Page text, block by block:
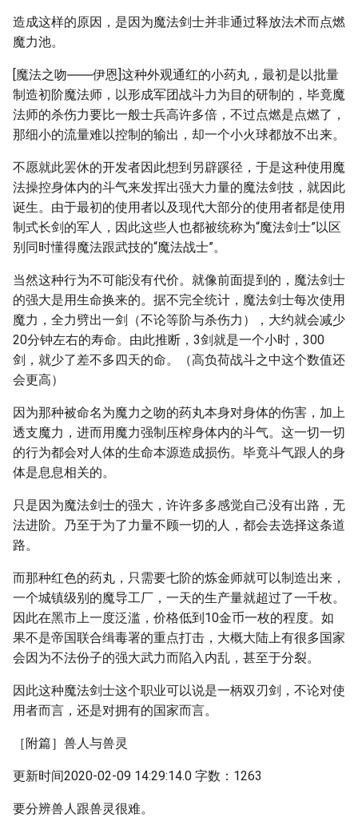
造成这样的原因，是因为魔法剑士并非通过释放法术而点燃
魔力池。
[魔法之吻――伊恩]这种外观通红的小药丸，最初是以批量
制造初阶魔法师，以形成军团战斗力为目的研制的，毕竟魔
法师的杀伤力要比一般士兵高许多倍，不过点燃是点燃了，
那细小的流量难以控制的输出，却一个小火球都放不出来。
不愿就此罢休的开发者因此想到另辟蹊径，于是这种使用魔
法操控身体内的斗气来发挥出强大力量的魔法剑技，就因此
诞生。由于最初的使用者以及现代大部分的使用者都是使用
制式长剑的军人，因此这些人也都被统称为“魔法剑士”以区
别同时懂得魔法跟武技的“魔法战士”。
当然这种行为不可能没有代价。就像前面提到的，魔法剑士
的强大是用生命换来的。据不完全统计，魔法剑士每次使用
魔力，全力劈出一剑（不论等阶与杀伤力），大约就会减少
20分钟左右的寿命。由此推断，3剑就是一个小时，300
剑，就少了差不多四天的命。（高负荷战斗之中这个数值还
会更高）
因为那种被命名为魔力之吻的药丸本身对身体的伤害，加上
透支魔力，进而用魔力强制压榨身体内的斗气。这一切一切
的行为都会对人体的生命本源造成损伤。毕竟斗气跟人的身
体是息息相关的。
只是因为魔法剑士的强大，许许多多感觉自己没有出路，无
法进阶。乃至于为了力量不顾一切的人，都会去选择这条道
路。
而那种红色的药丸，只需要七阶的炼金师就可以制造出来，
一个城镇级别的魔导工厂，一天的生产量就超过了一千枚。
因此在黑市上一度泛滥，价格低到10金币一枚的程度。如
果不是帝国联合缉毒署的重点打击，大概大陆上有很多国家
会因为不法份子的强大武力而陷入内乱，甚至于分裂。
因此这种魔法剑士这个职业可以说是一柄双刃剑，不论对使
用者而言，还是对拥有的国家而言。
［附篇］兽人与兽灵
更新时间2020-02-09 14:29:14.0 字数：1263
要分辨兽人跟兽灵很难。